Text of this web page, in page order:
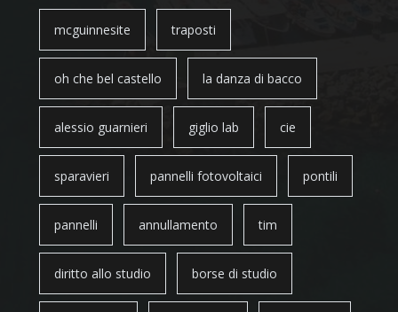
mcguinnesite traposti
oh che bel castello la danza di bacco
alessio guarnieri giglio lab cie
sparavieri pannelli fotovoltaici pontili
pannelli annullamento tim
diritto allo studio borse di studio